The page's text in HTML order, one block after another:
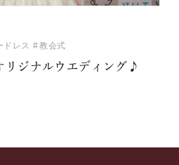
ドレス 教会式
リジナルウエディング♪